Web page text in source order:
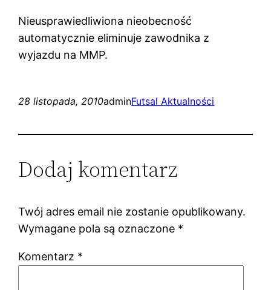
Nieusprawiedliwiona nieobecność
automatycznie eliminuje zawodnika z
wyjazdu na MMP.
28 listopada, 2010adminFutsal Aktualności
Dodaj komentarz
Twój adres email nie zostanie opublikowany.
Wymagane pola są oznaczone *
Komentarz *